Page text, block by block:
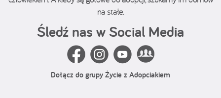
na stałe.
Śledź nas w Social Media
Dołącz do grupy Życie z Adopciakiem